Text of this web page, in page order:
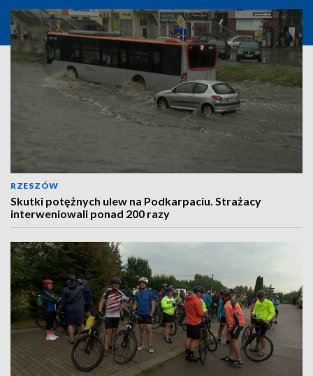
RZESZÓW
Skutki potężnych ulew na Podkarpaciu. Strażacy
interweniowali ponad 200 razy